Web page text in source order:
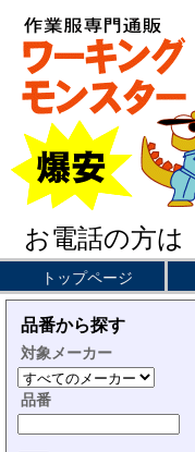
お電話の方は
トップページ
品番から探す
対象メーカー
品番